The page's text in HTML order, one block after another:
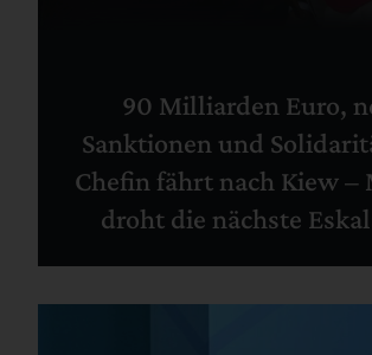
90 Milliarden Euro,
Sanktionen und
Chefin fährt nach Kiew –
droht die nächste